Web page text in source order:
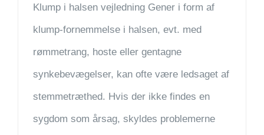
Klump i halsen vejledning Gener i form af
klump-fornemmelse i halsen, evt. med
rømmetrang, hoste eller gentagne
synkebevægelser, kan ofte være ledsaget af
stemmetræthed. Hvis der ikke findes en
sygdom som årsag, skyldes problemerne